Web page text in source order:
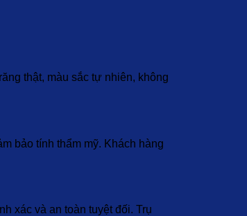
thật, màu sắc tự nhiên, không
bảo tính thẩm mỹ. Khách hàng
xác và an toàn tuyệt đối. Trụ